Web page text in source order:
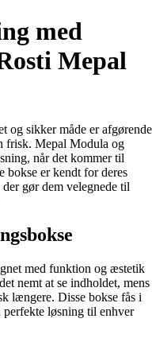
med
Mepal
og sikker måde er afgørende
frisk. Mepal Modula og
når det kommer til
bokse er kendt for deres
gør dem velegnede til
med funktion og æstetik
nemt at se indholdet, mens
længere. Disse bokse fås i
perfekte løsning til enhver